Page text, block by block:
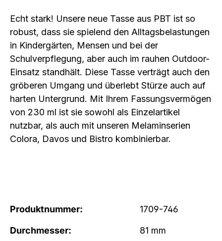
Echt stark! Unsere neue Tasse aus PBT ist so
robust, dass sie spielend den Alltagsbelastungen
in Kindergärten, Mensen und bei der
Schulverpflegung, aber auch im rauhen Outdoor-
Einsatz standhält. Diese Tasse verträgt auch den
gröberen Umgang und überlebt Stürze auch auf
harten Untergrund. Mit Ihrem Fassungsvermögen
von 230 ml ist sie sowohl als Einzelartikel
nutzbar, als auch mit unseren Melaminserien
Colora, Davos und Bistro kombinierbar.
Produktnummer: 1709-746
Durchmesser: 81 mm